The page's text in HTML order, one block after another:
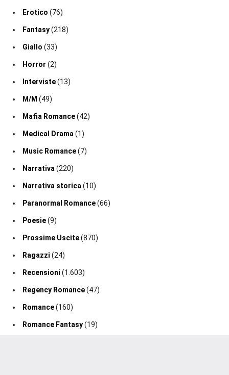
Erotico (76)
Fantasy(218)
Giallo (33)
Horror (2)
Interviste(13)
M/M (49)
Mafia Romance(42)
Medical Drama(1)
Music Romance(7)
Narrativa(220)
Narrativa storica(10)
Paranormal Romance(66)
Poesie(9)
Prossime Uscite(870)
Ragazzi (24)
Recensioni (1.603)
Regency Romance(47)
Romance(160)
Romance Fantasy(19)